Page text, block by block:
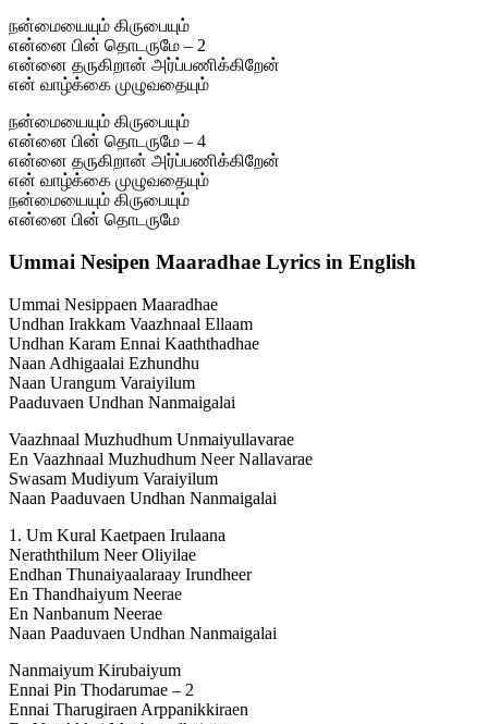
நன்மையையும் கிருபையும்
என்னை பின் தொடருமே – 2
என்னை தருகிறான் அர்ப்பணிக்கிறேன்
என் வாழ்க்கை முழுவதையும்
நன்மையையும் கிருபையும்
என்னை பின் தொடருமே – 4
என்னை தருகிறான் அர்ப்பணிக்கிறேன்
என் வாழ்க்கை முழுவதையும்
நன்மையையும் கிருபையும்
என்னை பின் தொடருமே
Ummai Nesipen Maaradhae Lyrics in English
Ummai Nesippaen Maaradhae
Undhan Irakkam Vaazhnaal Ellaam
Undhan Karam Ennai Kaaththadhae
Naan Adhigaalai Ezhundhu
Naan Urangum Varaiyilum
Paaduvaen Undhan Nanmaigalai
Vaazhnaal Muzhudhum Unmaiyullavarae
En Vaazhnaal Muzhudhum Neer Nallavarae
Swasam Mudiyum Varaiyilum
Naan Paaduvaen Undhan Nanmaigalai
1. Um Kural Kaetpaen Irulaana
Neraththilum Neer Oliyilae
Endhan Thunaiyaalaraay Irundheer
En Thandhaiyum Neerae
En Nanbanum Neerae
Naan Paaduvaen Undhan Nanmaigalai
Nanmaiyum Kirubaiyum
Ennai Pin Thodarumae – 2
Ennai Tharugiraen Arppanikkiraen